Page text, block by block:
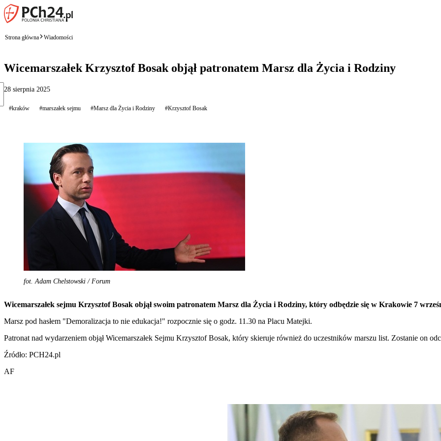
Strona główna Wiadomości
Wicemarszałek Krzysztof Bosak objął patronatem Marsz dla Życia i Rodziny
28 sierpnia 2025
#kraków #marszałek sejmu #Marsz dla Życia i Rodziny #Krzysztof Bosak
fot. Adam Chelstowski / Forum
Wicemarszałek sejmu Krzysztof Bosak objął swoim patronatem Marsz dla Życia i Rodziny, który odbędzie się w Krakowie 7
Marsz pod hasłem "Demoralizacja to nie edukacja!" rozpocznie się o godz. 11.30 na Placu Matejki.
Patronat nad wydarzeniem objął Wicemarszałek Sejmu Krzysztof Bosak, który skieruje również do uczestników marszu list. Zostanie on
Źródło: PCH24.pl
AF